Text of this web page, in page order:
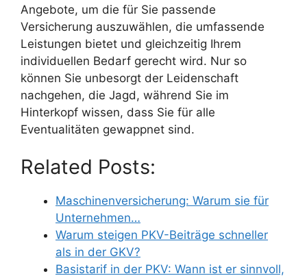
Angebote, um die für Sie passende
Versicherung auszuwählen, die umfassende
Leistungen bietet und gleichzeitig Ihrem
individuellen Bedarf gerecht wird. Nur so
können Sie unbesorgt der Leidenschaft
nachgehen, die Jagd, während Sie im
Hinterkopf wissen, dass Sie für alle
Eventualitäten gewappnet sind.
Related Posts:
Maschinenversicherung: Warum sie für
Unternehmen…
Warum steigen PKV-Beiträge schneller
als in der GKV?
Basistarif in der PKV: Wann ist er sinnvoll,